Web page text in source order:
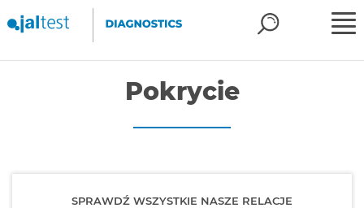
Pokrycie
SPRAWDŹ WSZYSTKIE NASZE RELACJE